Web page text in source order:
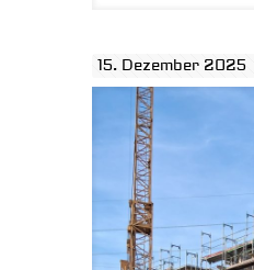
15. Dezember 2025